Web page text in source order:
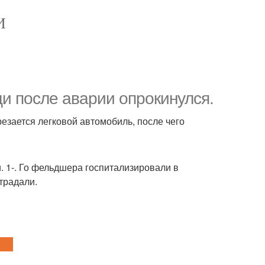
после аварии опрокинулся.
легковой автомобиль, после чего
. Го фельдшера госпитализировали в